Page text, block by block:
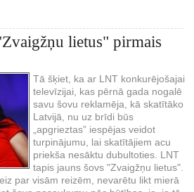
lietus" pirmais
Tā šķiet, ka ar LNT konkurējošajai
televīzijai, kas pērnā gada nogalē
savu šovu reklamēja, kā skatītāko
Latvijā, nu uz brīdi būs
„apgrieztas” iespējas veidot
turpinājumu, lai skatītājiem acu
priekša nesāktu dubultoties. LNT
tapis jauns šovs "Zvaigžņu lietus".
par visām reizēm, nevarētu likt mierā